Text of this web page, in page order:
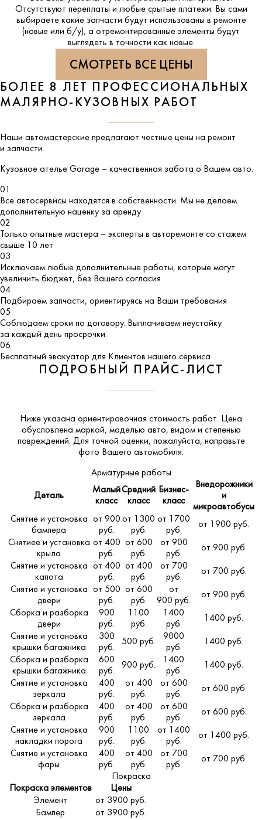
Отсутствуют переплаты и любые срытые платежи. Вы сами
выбираете какие запчасти будут использованы в ремонте
(новые или б/у), а отремонтированные элементы будут
выглядеть в точности как новые.
СМОТРЕТЬ ВСЕ ЦЕНЫ
БОЛЕЕ 8 ЛЕТ ПРОФЕССИОНАЛЬНЫХ
МАЛЯРНО-КУЗОВНЫХ РАБОТ
Наши автомастерские предлагают честные цены на ремонт
и запчасти.
Кузовное ателье Garage – качественная забота о Вашем авто.
01
Все автосервисы находятся в собственности. Мы не делаем
дополнительную наценку за аренду
02
Только опытные мастера – эксперты в авторемонте со стажем
свыше 10 лет
03
Исключаем любые дополнительные работы, которые могут
увеличить бюджет, без Вашего согласия
04
Подбираем запчасти, ориентируясь на Ваши требования
05
Соблюдаем сроки по договору. Выплачиваем неустойку
за каждый день просрочки.
06
Бесплатный эвакуатор для Клиентов нашего сервиса
ПОДРОБНЫЙ ПРАЙС-ЛИСТ
Ниже указана ориентировочная стоимость работ. Цена
обусловлена маркой, моделью авто, видом и степенью
повреждений. Для точной оценки, пожалуйста, направьте
фото Вашего автомобиля.
Арматурные работы
Деталь
Малый
класс
Средний
класс
Бизнес-
класс
Внедорожники
и
микроавтобусы
Снятие и установка
бампера
от 900
руб.
от 1300
руб.
от 1700
руб.
от 1900 руб.
Снятиее и установка
крыла
от 400
руб.
от 600
руб.
от 900
руб.
от 900 руб.
Снятие и установка
капота
от 400
руб.
от 400
руб.
от 700
руб.
от 700 руб.
Снятие и установка
двери
от 500
руб.
от 600
руб.
от
900 руб.
от 900 руб.
Сборка и разборка
двери
900
руб.
1100
руб.
1400
руб.
1400 руб.
Снятие и установка
крышки багажника
300
руб.
500 руб.
9000
руб.
1400 руб.
Сборка и разборка
крышки багажника
600
руб.
900 руб.
1400
руб.
1400 руб.
Снятие и установка
зеркала
400
руб.
от 400
руб.
от 600
руб.
от 600 руб.
Сборка и разборка
зеркала
400
руб.
от 400
руб.
от 600
руб.
от 600 руб.
Снятие и установка
накладки порога
900
руб.
1100
руб.
от 1400
руб.
от 1400 руб.
Снятие и установка
фары
400
руб.
от 400
руб.
от 700
руб.
от 700 руб.
Покраска
Покраска элементов
Цены
Элемент
от 3900 руб.
Бампер
от 3900 руб.